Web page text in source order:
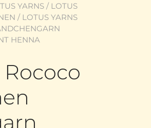
YARNS / LOTUS
/ LOTUS YARNS
HENNA